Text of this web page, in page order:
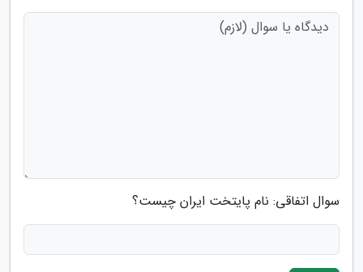
سوال اتفاقی: نام پایتخت ایران چیست؟